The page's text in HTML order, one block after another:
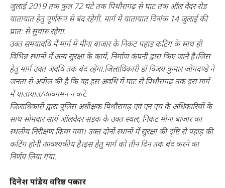
जुलाई 2019 तक कुल 72 घंटे तक पिथौरागढ़ से घाट तक ऑल वेदर रोड
यातायात हेतु पूर्णरूप से बंद रहेगी. मार्ग में यातायात दिनांक 14 जुलाई की
प्रात: से सुचारु रहेगा.
उक्त समयावधि में मार्ग में मीना बाजार के निकट पहाड़ कटिंग के साथ ही
विभिन्न स्थानों में अन्य सुरक्षा के कार्य, निर्माण कंपनी द्वारा किए जाने है।जिस
हेतु मार्ग उक्त अवधि तक बंद रहेगा.जिलाधिकारी डॉ विजय कुमार जोगदण्डे ने
जनता से अपील की है कि वह इस अवधि में घाट से पिथौरागढ़ तक इस मार्ग
में यातायात/आवगमन न करें.
जिलाधिकारी द्वारा पुलिस अधीक्षक पिथौरागढ़ एवं एन एच के अधिकारियों के
साथ सोमवार सायं ऑलवेदर सड़क के उक्त स्थल, निकट मीना बाजार का
स्थलीय निरीक्षण किया गया। उक्त दोनों स्थानों में सुरक्षा की दृष्टि से पहाड़ की
कटिंग होनी आवश्यकीय है।इस हेतु मार्ग को तीन दिन तक बंद करने का
निर्णय लिया गया.
दिनेश पांडेय वरिष्ठ पत्रकार